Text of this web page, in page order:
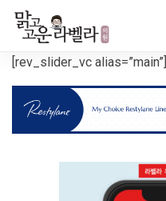
[rev_slider_vc alias=”main”]